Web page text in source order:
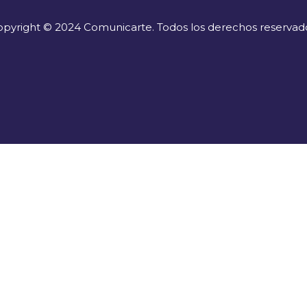
© 2024 Comunicarte. Todos los derechos